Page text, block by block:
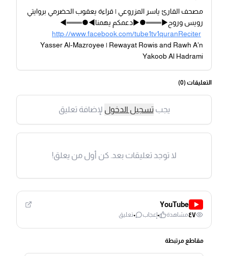
مصحف القارئ ياسر المزروعي | قراءة يعقوب الحضرمي بروايتي
رويس وروح►═══●►دعمكم يهمنا◄●═══◄
http://www.facebook.com/tube1tv1quranReciter
Yasser Al-Mazroyee | Rewayat Rowis and Rawh A'n
Yakoob Al Hadrami
التعليقات (0
)
يجبتسجيل الدخول لإضافة تعليق
لا توجد تعليقات بعد. كن أول من يعلق!
YouTube
٤٧مشاهدة ٠إعجاب ٠تعليق
مقاطع مرتبطة